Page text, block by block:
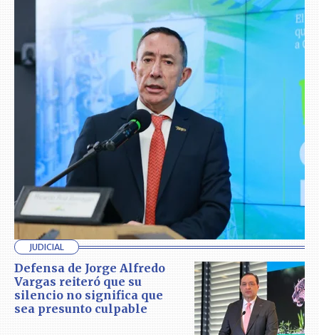
JUDICIAL
Defensa de Jorge Alfredo
Vargas reiteró que su
silencio no significa que
sea presunto culpable